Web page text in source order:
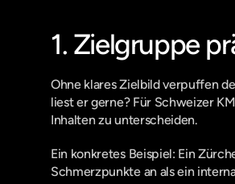
1. Zielgruppe
Ohne klares Zielbild verpuffen
liest er gerne? Für Schweizer
Inhalten zu unterscheiden.
Ein konkretes Beispiel: Ein
Schmerzpunkte an als ein